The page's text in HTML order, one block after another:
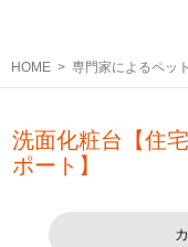
HOME 専門家によるペッ
洗面化粧台【住
ポート】